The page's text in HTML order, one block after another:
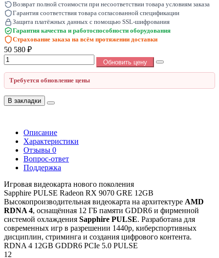
Возврат полной стоимости при несоответствии товара условиям заказа
Гарантия соответствия товара согласованной спецификации
Защита платёжных данных с помощью SSL-шифрования
Гарантия качества и работоспособности оборудования
Страхование заказа на всём протяжении доставки
50 580 ₽
Обновить цену
Требуется обновление цены
В закладки
Описание
Характеристики
Отзывы 0
Вопрос-ответ
Поддержка
Игровая видеокарта нового поколения
Sapphire PULSE Radeon RX 9070 GRE 12GB
Высокопроизводительная видеокарта на архитектуре AMD
RDNA 4, оснащённая 12 ГБ памяти GDDR6 и фирменной
системой охлаждения Sapphire PULSE. Разработана для
современных игр в разрешении 1440p, киберспортивных
дисциплин, стриминга и создания цифрового контента.
RDNA 4 12GB GDDR6 PCIe 5.0 PULSE
12